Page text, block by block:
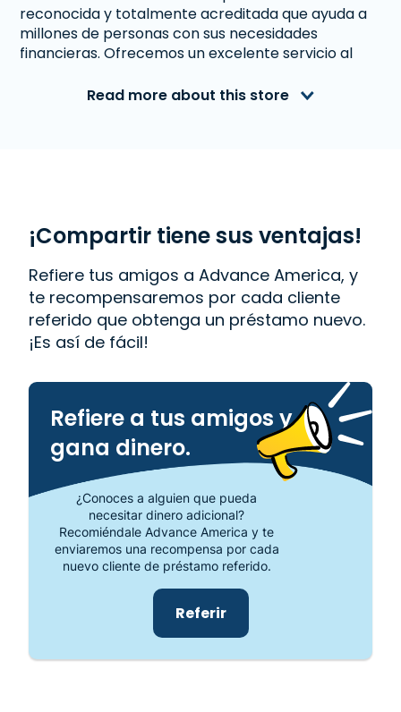
reconocida y totalmente acreditada que ayuda a
millones de personas con sus necesidades
financieras. Ofrecemos un excelente servicio al
necesitan dinero inmediato. Con nosotros obtener
Pascagoula, MS 39567.
Read more about this store
¡Compartir tiene sus ventajas!
Refiere tus amigos a Advance America, y
te recompensaremos por cada cliente
referido que obtenga un préstamo nuevo.
¡Es así de fácil!
Refiere a tus amigos y
gana dinero.
¿Conoces a alguien que pueda
necesitar dinero adicional?
Recomiéndale Advance America y te
enviaremos una recompensa por cada
nuevo cliente de préstamo referido.
Referir